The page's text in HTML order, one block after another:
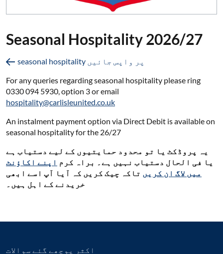
Seasonal Hospitality 2026/27
seasonal hospitality پر واپس جائیں
For any queries regarding seasonal hospitality please ring
0330 094 5930, option 3 or email
hospitality@carlisleunited.co.uk
An instalment payment option via Direct Debit is available on
seasonal hospitality for the 26/27
یہ پروڈکٹ یا تو محدود حمایتیوں کے لیے دستیاب ہے
یا فی الحال دستیاب نہیں ہے۔ براہ کرم اپنے اکاؤنٹ
میں لاگ ان کریں تاکہ چیک کریں کہ آیا آپ اسے ابھی
خریدنے کے اہل ہیں۔
اکثر پوچھے گئے سوالات